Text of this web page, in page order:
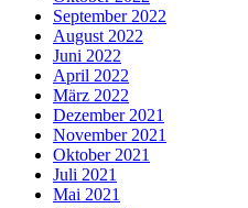
September 2022
August 2022
Juni 2022
April 2022
März 2022
Dezember 2021
November 2021
Oktober 2021
Juli 2021
Mai 2021